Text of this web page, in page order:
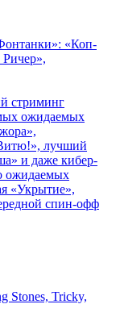
«Коп-
стриминг
ожидаемых
лучший
и даже кибер-
ожидаемых
«Укрытие»,
спин-офф
Stones, Tricky,